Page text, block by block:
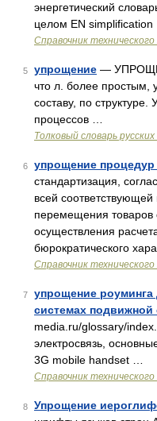
энергетический
целом EN simplification
Справочник
5 упрощение —
что л. более простым,
составу, по
процессов …
Толковый словарь
6 упрощение процедур
стандартизация,
всей
перемещения товаров
осуществления
бюрократического
Справочник
7
упрощение
системах подвижной
media.ru/glossary/
электросвязь,
3G mobile handset …
Справочник
8 Упрощение